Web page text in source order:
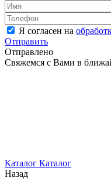
Я согласен на
Отправить
Отправлено
Свяжемся с Вами в
Каталог Каталог
Назад